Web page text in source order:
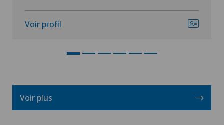
Voir profil
Voir plus